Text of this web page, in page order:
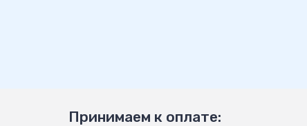
Принимаем к оплате: